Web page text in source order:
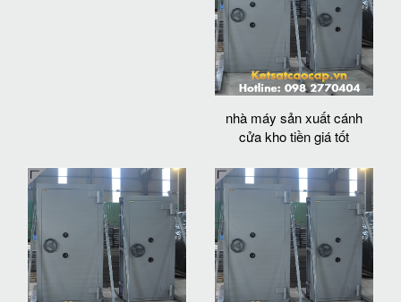
nhà máy sản xuất cánh
cửa kho tiền giá tốt